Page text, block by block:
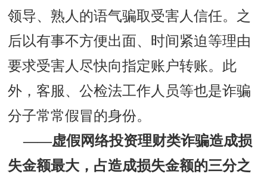
领导、熟人的语气骗取受害人信任。之
后以有事不方便出面、时间紧迫等理由
要求受害人尽快向指定账户转账。此
外，客服、公检法工作人员等也是诈骗
分子常常假冒的身份。
——虚假网络投资理财类诈骗造成损
失金额最大，占造成损失金额的三分之